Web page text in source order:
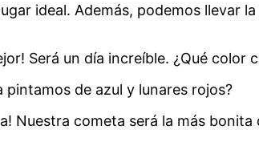
ideal. Además, podemos llevar
Será un día increíble. ¿Qué
pintamos de azul y lunares rojos?
Nuestra cometa será la más bonita